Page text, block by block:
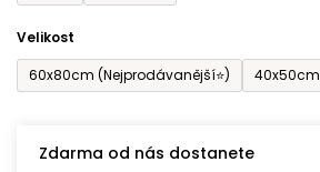
Velikost
60x80cm (Nejprodávanější⭐)
40x50cm
Zdarma od nás dostanete